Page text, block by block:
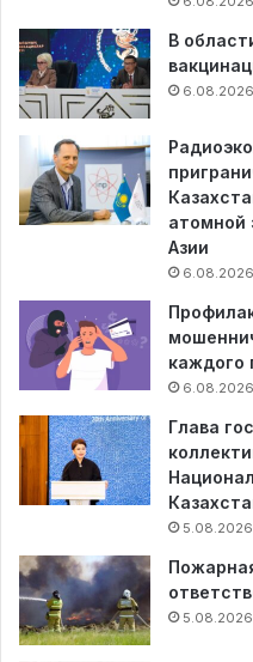
В
6.08.2026
атомной
Азии
6.08.2026
каждого
6.08.2026
Глава
5.08.2026
5.08.2026